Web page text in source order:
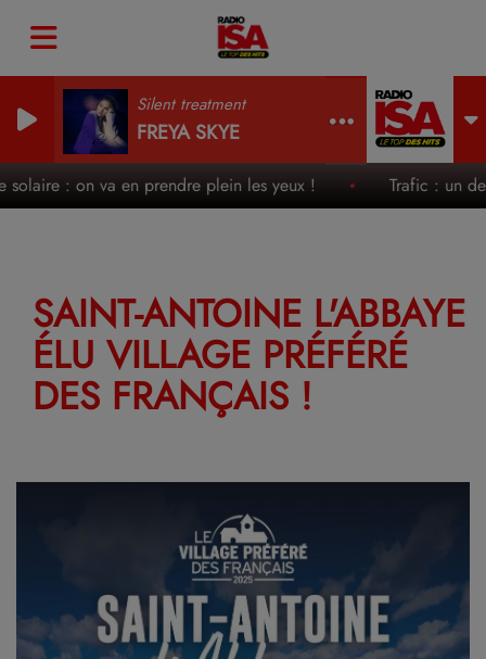
Silent treatment
FREYA SKYE
: on va en prendre plein les yeux ! Trafic : un
SAINT-ANTOINE L'ABBAYE
ÉLU VILLAGE PRÉFÉRÉ
DES FRANÇAIS !